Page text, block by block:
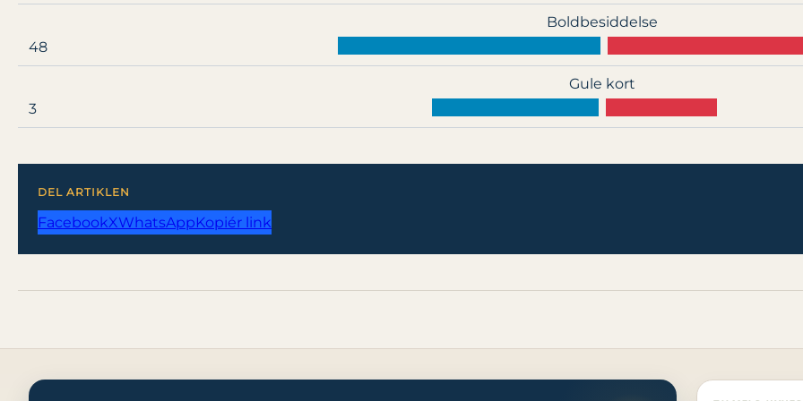
Boldbesiddelse
48
Gule kort
3
DEL ARTIKLEN
FacebookXWhatsAppKopiér link